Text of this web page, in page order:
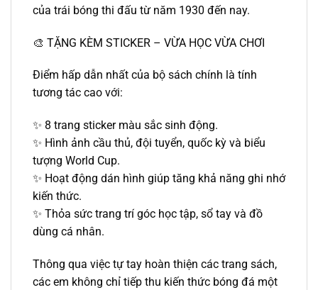
của trái bóng thi đấu từ năm 1930 đến nay.
🎨 TẶNG KÈM STICKER – VỪA HỌC VỪA CHƠI
Điểm hấp dẫn nhất của bộ sách chính là tính
tương tác cao với:
✨ 8 trang sticker màu sắc sinh động.
✨ Hình ảnh cầu thủ, đội tuyển, quốc kỳ và biểu
tượng World Cup.
✨ Hoạt động dán hình giúp tăng khả năng ghi nhớ
kiến thức.
✨ Thỏa sức trang trí góc học tập, sổ tay và đồ
dùng cá nhân.
Thông qua việc tự tay hoàn thiện các trang sách,
các em không chỉ tiếp thu kiến thức bóng đá một